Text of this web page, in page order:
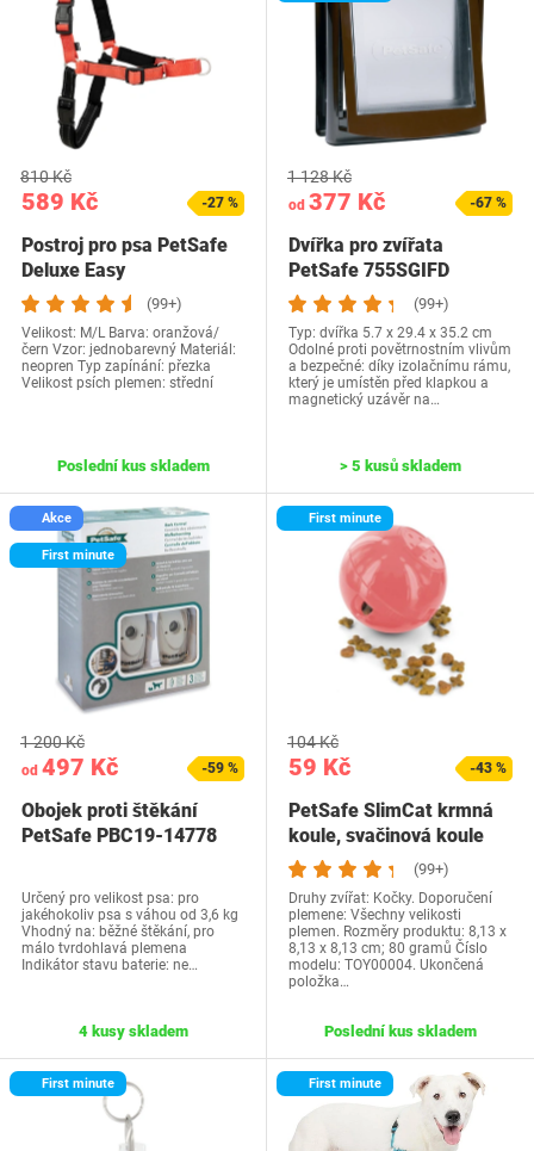
589 Kč
810 Kč
-27 %
Postroj pro psa PetSafe
Deluxe Easy
(99+)
Velikost: M/L Barva: oranžová/
čern Vzor: jednobarevný Materiál:
neopren Typ zapínání: přezka
Velikost psích plemen: střední
Poslední kus skladem
od 377 Kč
1 128 Kč
-67 %
Dvířka pro zvířata
PetSafe 755SGIFD
(99+)
Typ: dvířka 5.7 x 29.4 x 35.2 cm
Odolné proti povětrnostním vlivům
a bezpečné: díky izolačnímu rámu,
který je umístěn před klapkou a
magnetický uzávěr na…
> 5 kusů skladem
Akce
First minute
od 497 Kč
1 200 Kč
-59 %
Obojek proti štěkání
PetSafe PBC19-14778
Určený pro velikost psa: pro
jakéhokoliv psa s váhou od 3,6 kg
Vhodný na: běžné štěkání, pro
málo tvrdohlavá plemena
Indikátor stavu baterie: ne…
4 kusy skladem
First minute
59 Kč
104 Kč
-43 %
PetSafe SlimCat krmná
koule, svačinová koule
pro kočky, pro…(99+)
Druhy zvířat: Kočky. Doporučení
plemene: Všechny velikosti
plemen. Rozměry produktu: 8,13 x
8,13 x 8,13 cm; 80 gramů Číslo
modelu: TOY00004. Ukončená
položka…
Poslední kus skladem
First minute First minute